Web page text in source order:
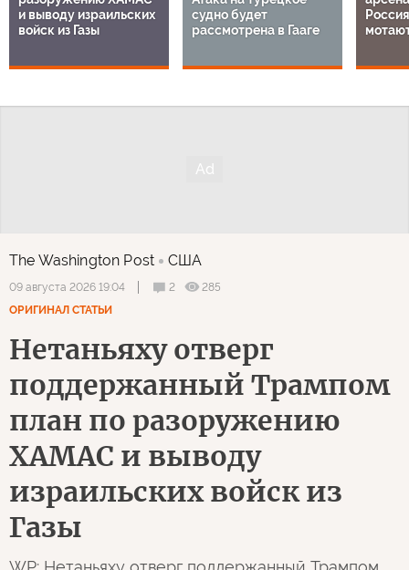
и выводу израильских
войск из Газы
судно будет
рассмотрена в Гааге
The Washington Post США
09 августа 2026 19:04 2
285
ОРИГИНАЛ СТАТЬИ
Нетаньяху отверг
поддержанный Трампом
план по разоружению
ХАМАС и выводу
израильских войск из
Газы